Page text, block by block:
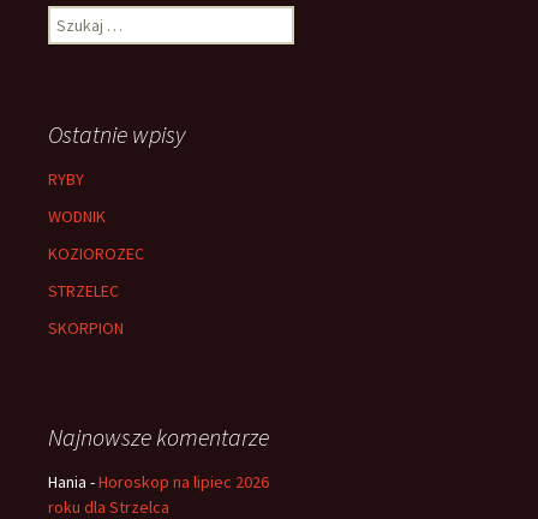
Szukaj:
Ostatnie wpisy
RYBY
WODNIK
KOZIOROZEC
STRZELEC
SKORPION
Najnowsze komentarze
Hania -Horoskop na lipiec 2026
roku dla Strzelca